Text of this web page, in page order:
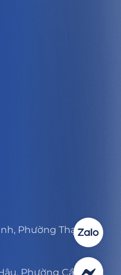
Phường Thạnh
Phường Cầu Giấy,